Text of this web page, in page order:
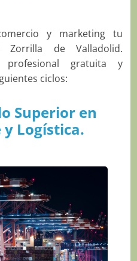
y marketing tu
de Valladolid.
profesional gratuita y
ciclos:
Superior en
Logística.